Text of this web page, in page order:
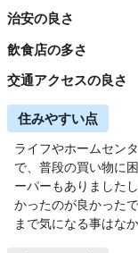
治安の良さ
飲食店の多さ
交通アクセスの良さ
住みやすい点
ライフやホームセン
で、普段の買い物に
ーパーもありました
かったのが良かった
まで気になる事はな